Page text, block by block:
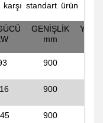
standart ürün
GENİŞLİK
mm
900
900
900